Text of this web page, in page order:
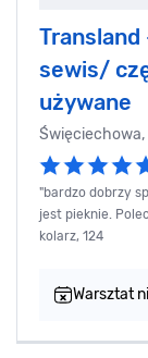
sewis/
używane
"bardzo dobrzy
jest pieknie.
kolarz, 124
Warsztat